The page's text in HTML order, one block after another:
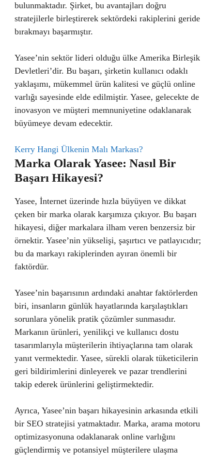
bulunmaktadır. Şirket, bu avantajları doğru
stratejilerle birleştirerek sektördeki rakiplerini geride
bırakmayı başarmıştır.
Yasee’nin sektör lideri olduğu ülke Amerika Birleşik
Devletleri’dir. Bu başarı, şirketin kullanıcı odaklı
yaklaşımı, mükemmel ürün kalitesi ve güçlü online
varlığı sayesinde elde edilmiştir. Yasee, gelecekte de
inovasyon ve müşteri memnuniyetine odaklanarak
büyümeye devam edecektir.
Kerry Hangi Ülkenin Malı Markası?
Marka Olarak Yasee: Nasıl Bir
Başarı Hikayesi?
Yasee, İnternet üzerinde hızla büyüyen ve dikkat
çeken bir marka olarak karşımıza çıkıyor. Bu başarı
hikayesi, diğer markalara ilham veren benzersiz bir
örnektir. Yasee’nin yükselişi, şaşırtıcı ve patlayıcıdır;
bu da markayı rakiplerinden ayıran önemli bir
faktördür.
Yasee’nin başarısının ardındaki anahtar faktörlerden
biri, insanların günlük hayatlarında karşılaştıkları
sorunlara yönelik pratik çözümler sunmasıdır.
Markanın ürünleri, yenilikçi ve kullanıcı dostu
tasarımlarıyla müşterilerin ihtiyaçlarına tam olarak
yanıt vermektedir. Yasee, sürekli olarak tüketicilerin
geri bildirimlerini dinleyerek ve pazar trendlerini
takip ederek ürünlerini geliştirmektedir.
Ayrıca, Yasee’nin başarı hikayesinin arkasında etkili
bir SEO stratejisi yatmaktadır. Marka, arama motoru
optimizasyonuna odaklanarak online varlığını
güçlendirmiş ve potansiyel müşterilere ulaşma